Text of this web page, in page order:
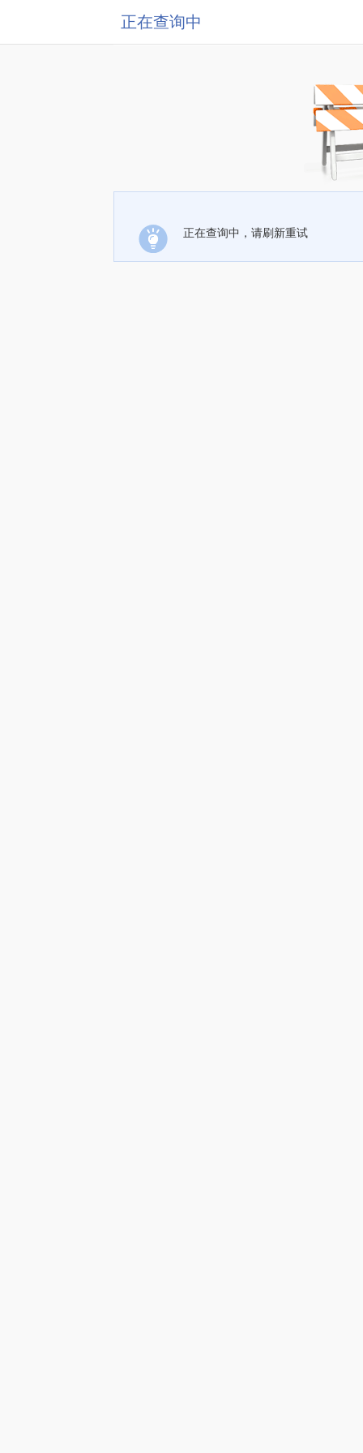
正在查询中
正在查询中，请刷新重试